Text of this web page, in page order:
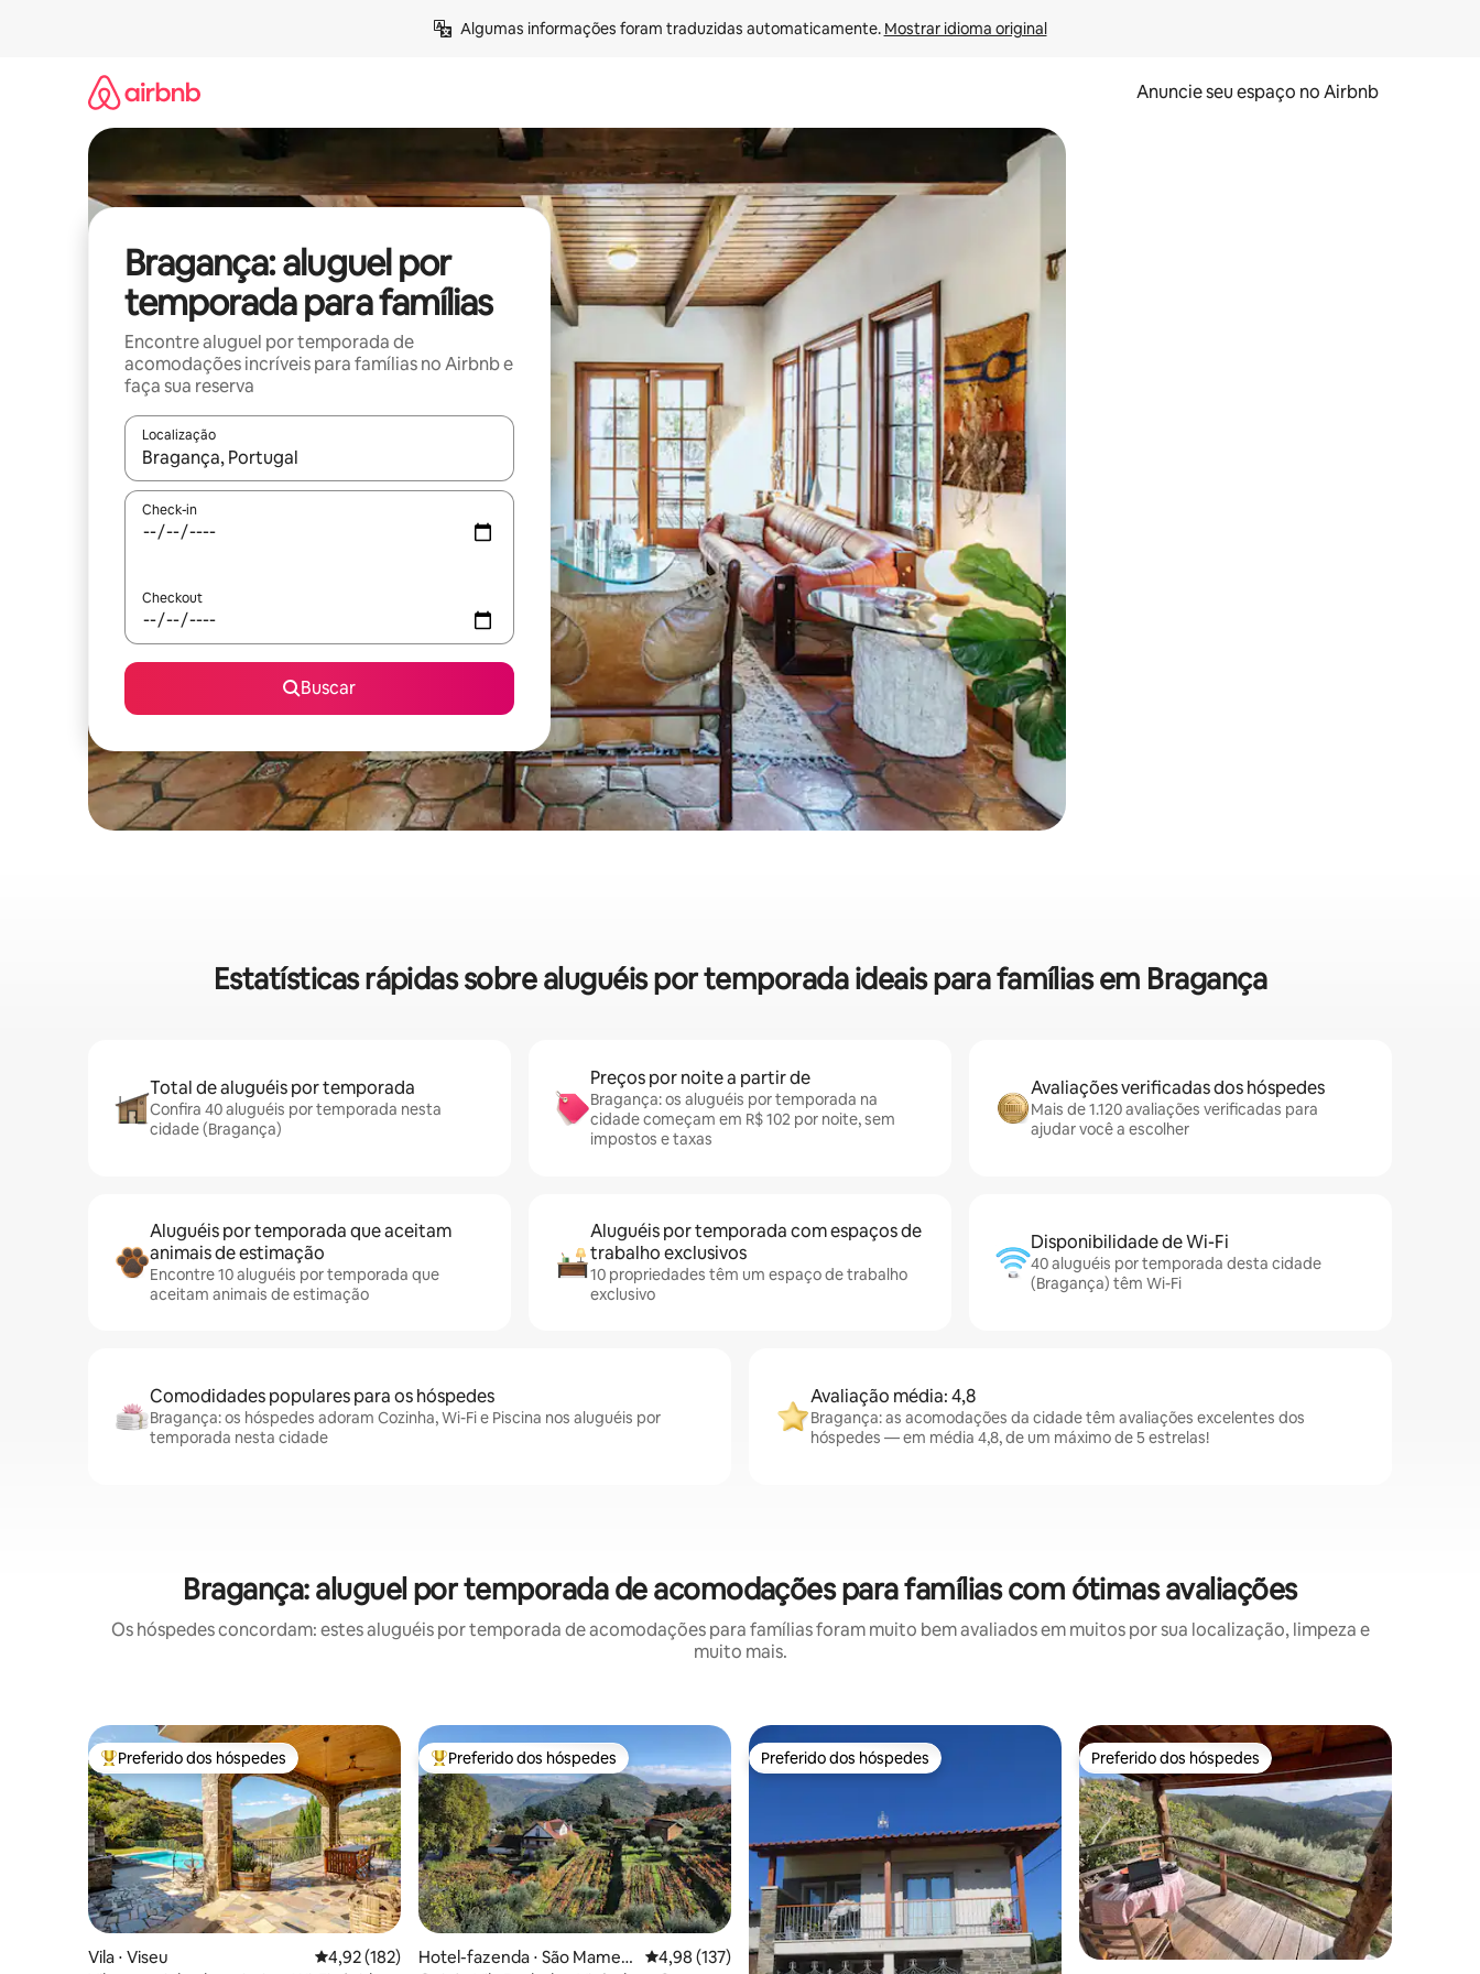
Algumas informações foram traduzidas automaticamente. Mostrar idioma original
Anuncie seu espaço no Airbnb
Bragança: aluguel por
temporada para famílias
Encontre aluguel por temporada de
acomodações incríveis para famílias no Airbnb e
faça sua reserva
Localização
Quando os resultados estiverem disponíveis, explore-os usando as seta para cima e para baixo do teclado ou tocando e deslizando o dedo na tela.
Check-in
Checkout
Buscar
Estatísticas rápidas sobre aluguéis por temporada ideais para famílias em Bragança
Total de aluguéis por temporada
Confira 40 aluguéis por temporada nesta
cidade (Bragança)
Preços por noite a partir de
Bragança: os aluguéis por temporada na
cidade começam em R$ 102 por noite, sem
impostos e taxas
Avaliações verificadas dos hóspedes
Mais de 1.120 avaliações verificadas para
ajudar você a escolher
Aluguéis por temporada que aceitam
animais de estimação
Encontre 10 aluguéis por temporada que
aceitam animais de estimação
Aluguéis por temporada com espaços de
trabalho exclusivos
10 propriedades têm um espaço de trabalho
exclusivo
Disponibilidade de Wi-Fi
40 aluguéis por temporada desta cidade
(Bragança) têm Wi-Fi
Comodidades populares para os hóspedes
Bragança: os hóspedes adoram Cozinha, Wi-Fi e Piscina nos aluguéis por
temporada nesta cidade
Avaliação média: 4,8
Bragança: as acomodações da cidade têm avaliações excelentes dos
hóspedes — em média 4,8, de um máximo de 5 estrelas!
Bragança: aluguel por temporada de acomodações para famílias com ótimas avaliações
Os hóspedes concordam: estes aluguéis por temporada de acomodações para famílias foram muito bem avaliados em muitos por sua localização, limpeza e
muito mais.
Entre os melhores preferidos dos hóspedes
Preferido dos hóspedes
Vila ⋅ Viseu 4,92 de uma avaliação média de 5, 182 avaliações
4,92 (182)
Entre os melhores preferidos dos hóspedes
Preferido dos hóspedes
Hotel-fazenda ⋅ São Mamed
4,98 de uma avaliação média de 5, 137 avaliações
4,98 (137)
Preferido dos hóspedes
Preferido dos hóspedes Preferido dos hóspedes
Preferido dos hóspedes